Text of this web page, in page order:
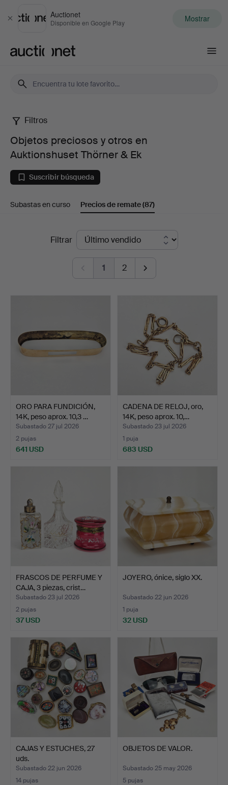
Cerrar
Auctionet
Disponible en Google Play Mostrar
Objetos
preciosos
otros
Auktionshuset
Filtros
Objetos preciosos y otros en
Auktionshuset Thörner & Ek
Suscribir búsqueda
Subastas en curso Precios de remate(87)
Filtrar
1 2
ORO PARA FUNDICIÓN,
14K, peso aprox. 10,3 …
Subastado 27 jul 2026
2 pujas
641 USD
CADENA DE RELOJ, oro,
14K, peso aprox. 10,…
Subastado 23 jul 2026
1 puja
683 USD
FRASCOS DE PERFUME Y
CAJA, 3 piezas, crist…
Subastado 23 jul 2026
2 pujas
37 USD
JOYERO, ónice, siglo XX.
Subastado 22 jun 2026
1 puja
32 USD
CAJAS Y ESTUCHES, 27
uds.
Subastado 22 jun 2026
14 pujas
OBJETOS DE VALOR.
Subastado 25 may 2026
5 pujas